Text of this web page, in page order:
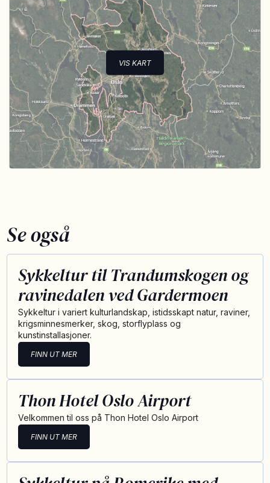
VIS KART
Se også
Sykkeltur til Trandumskogen og
ravinedalen ved Gardermoen
Sykkeltur i variert kulturlandskap, istidsskapt natur, raviner,
krigsminnesmerker, skog, storflyplass og
kunstinstallasjoner.
FINN UT MER
Thon Hotel Oslo Airport
Velkommen til oss på Thon Hotel Oslo Airport
FINN UT MER